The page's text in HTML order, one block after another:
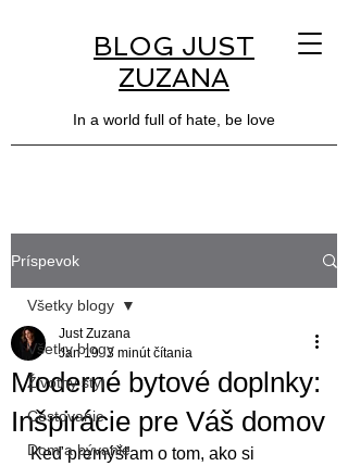
BLOG JUST
ZUZANA
In a world full of hate, be love
Príspevok
Všetky blogy
Životný štýl
Cestovanie
Dom a bývanie
Všetky blogy
Moderné bytové doplnky:
Inšpirácie pre Váš domov
Just Zuzana
Jan 19 3 minút čítania
Keď premýšľam o tom, ako si